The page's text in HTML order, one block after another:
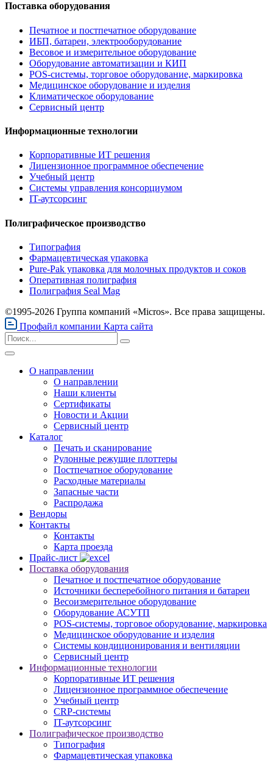
Поставка оборудования
Печатное и постпечатное оборудование
ИБП, батареи, электрооборудование
Весовое и измерительное оборудование
Оборудование автоматизации и КИП
POS-системы, торговое оборудование, маркировка
Медицинское оборудование и изделия
Климатическое оборудование
Сервисный центр
Информационные технологии
Корпоративные ИТ решения
Лицензионное программное обеспечение
Учебный центр
Системы управления консорциумом
IT-аутсорсинг
Полиграфическое производство
Типография
Фармацевтическая упаковка
Pure-Pak упаковка для молочных продуктов и соков
Оперативная полиграфия
Полиграфия Seal Mag
©1995-2026 Группа компаний «Micros». Все права защищены.
Профайл компании Карта сайта
О направлении
О направлении
Наши клиенты
Сертификаты
Новости и Акции
Сервисный центр
Каталог
Печать и сканирование
Рулонные режущие плоттеры
Постпечатное оборудование
Расходные материалы
Запасные части
Распродажа
Вендоры
Контакты
Контакты
Карта проезда
Прайс-лист
Поставка оборудования
Печатное и постпечатное оборудование
Источники бесперебойного питания и батареи
Весоизмерительное оборудование
Оборудование АСУТП
POS-системы, торговое оборудование, маркировка
Медицинское оборудование и изделия
Системы кондиционирования и вентиляции
Сервисный центр
Информационные технологии
Корпоративные ИТ решения
Лицензионное программное обеспечение
Учебный центр
CRP-системы
IT-аутсорсинг
Полиграфическое производство
Типография
Фармацевтическая упаковка